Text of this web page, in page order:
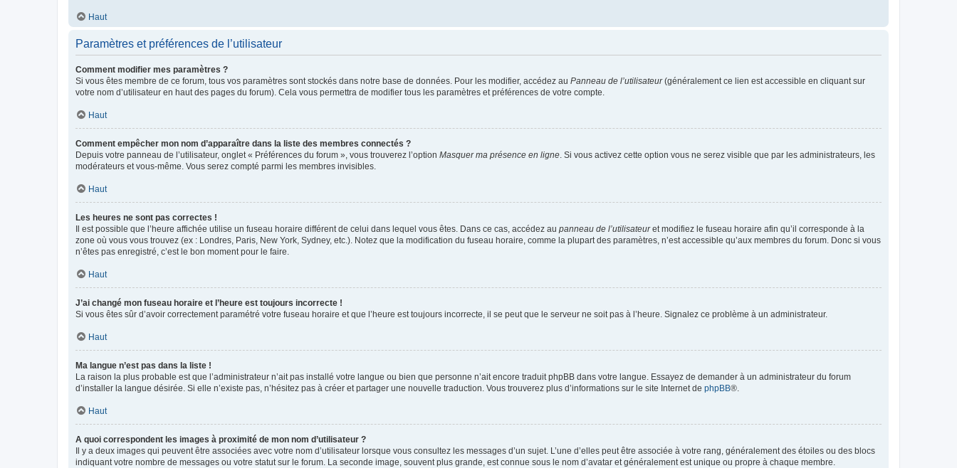
Haut
Paramètres et préférences de l’utilisateur
Comment modifier mes paramètres ?
Si vous êtes membre de ce forum, tous vos paramètres sont stockés dans notre base de données. Pour les modifier, accédez au Panneau de l’utilisateur(généralement ce lien est accessible en cliquant sur
votre nom d’utilisateur en haut des pages du forum). Cela vous permettra de modifier tous les paramètres et préférences de votre compte.
Haut
Comment empêcher mon nom d’apparaître dans la liste des membres connectés ?
Depuis votre panneau de l’utilisateur, onglet « Préférences du forum », vous trouverez l’option Masquer ma présence en ligne . Si vous activez cette option vous ne serez visible que par les administrateurs, les
modérateurs et vous-même. Vous serez compté parmi les membres invisibles.
Haut
Les heures ne sont pas correctes !
Il est possible que l’heure affichée utilise un fuseau horaire différent de celui dans lequel vous êtes. Dans ce cas, accédez au panneau de l’utilisateuret modifiez le fuseau horaire afin qu’il corresponde à la
zone où vous vous trouvez (ex : Londres, Paris, New York, Sydney, etc.). Notez que la modification du fuseau horaire, comme la plupart des paramètres, n’est accessible qu’aux membres du forum. Donc si vous
n’êtes pas enregistré, c’est le bon moment pour le faire.
Haut
J’ai changé mon fuseau horaire et l’heure est toujours incorrecte !
Si vous êtes sûr d’avoir correctement paramétré votre fuseau horaire et que l’heure est toujours incorrecte, il se peut que le serveur ne soit pas à l’heure. Signalez ce problème à un administrateur.
Haut
Ma langue n’est pas dans la liste !
La raison la plus probable est que l’administrateur n’ait pas installé votre langue ou bien que personne n’ait encore traduit phpBB dans votre langue. Essayez de demander à un administrateur du forum
d’installer la langue désirée. Si elle n’existe pas, n’hésitez pas à créer et partager une nouvelle traduction. Vous trouverez plus d’informations sur le site Internet de phpBB®.
Haut
A quoi correspondent les images à proximité de mon nom d’utilisateur ?
Il y a deux images qui peuvent être associées avec votre nom d’utilisateur lorsque vous consultez les messages d’un sujet. L’une d’elles peut être associée à votre rang, généralement des étoiles ou des blocs
indiquant votre nombre de messages ou votre statut sur le forum. La seconde image, souvent plus grande, est connue sous le nom d’avatar et généralement est unique ou propre à chaque membre.